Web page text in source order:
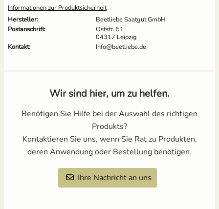
Informationen zur Produktsicherheit
Hersteller:
Beetliebe Saatgut GmbH
Postanschrift:
Oststr. 51
04317 Leipzig
Kontakt:
Info@beetliebe.de
Wir sind hier, um zu helfen.
Benötigen Sie Hilfe bei der Auswahl des richtigen
Produkts?
Kontaktieren Sie uns, wenn Sie Rat zu Produkten,
deren Anwendung oder Bestellung benötigen.
Ihre Nachricht an uns